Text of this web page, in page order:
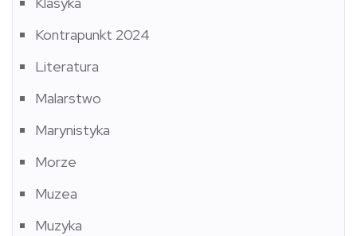
Kontrapunkt 2024
Literatura
Malarstwo
Marynistyka
Morze
Muzea
Muzyka